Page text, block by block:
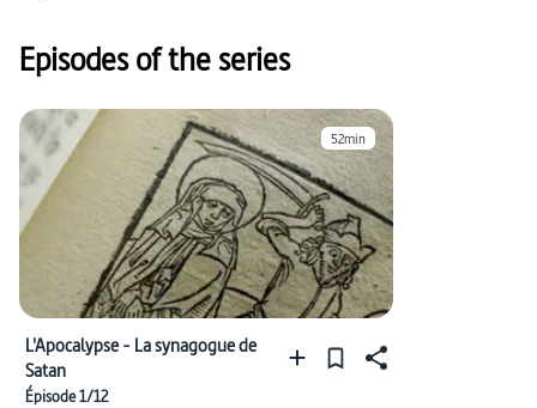
Episodes of the series
52min
L'Apocalypse - La synagogue de
Satan
Épisode 1/12